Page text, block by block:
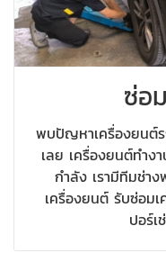
ซ่อ
พบปัญหาเครื่องยนต์ร
เลย เครื่องยนต์ทำง
กำลัง เรามีทีมช่า
เครื่องยนต์ รับซ่อม
ปอร์เ